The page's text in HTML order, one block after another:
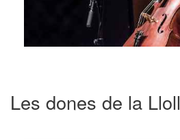
Les dones de la Lloll